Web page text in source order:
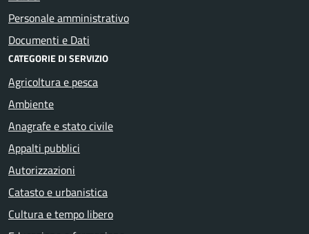
Personale amministrativo
Documenti e Dati
CATEGORIE DI SERVIZIO
Agricoltura e pesca
Ambiente
Anagrafe e stato civile
Appalti pubblici
Autorizzazioni
Catasto e urbanistica
Cultura e tempo libero